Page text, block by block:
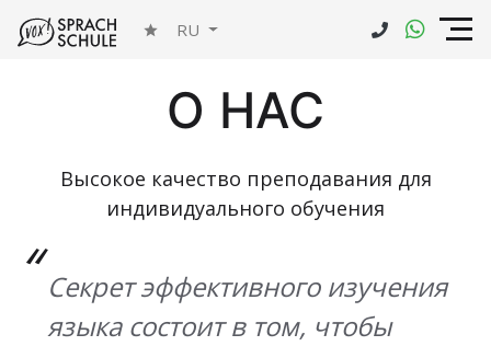
RU
О НАС
Высокое качество преподавания для
индивидуального обучения
Секрет эффективного изучения
языка состоит в том, чтобы